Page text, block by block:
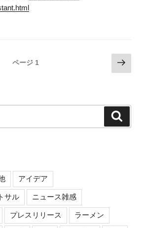
ページ 1
次
の
ジ
アイデア
サル ニュース雑感
プレスリリース ラーメン